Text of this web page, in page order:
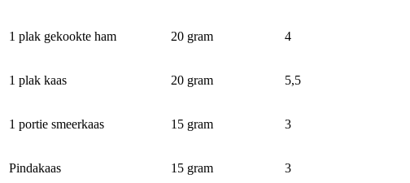
1 plak gekookte ham 20 gram 4
1 plak kaas 20 gram 5,5
1 portie smeerkaas 15 gram 3
Pindakaas 15 gram 3